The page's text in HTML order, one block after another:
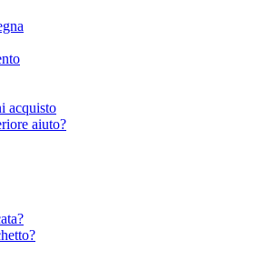
acquisto
aiuto?